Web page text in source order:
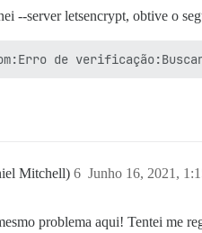
--server letsencrypt, obtive o
Mitchell) Junho 16, 2021,
6
problema aqui! Tentei me